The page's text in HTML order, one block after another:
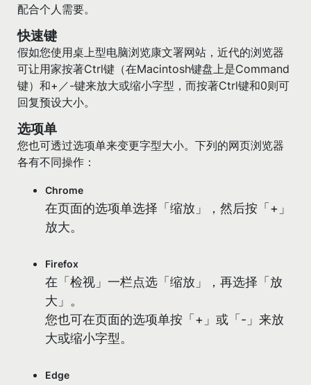
配合个人需要。
快速键
假如您使用桌上型电脑浏览康文署网站，近代的浏览器
可让用家按著Ctrl键（在Macintosh键盘上是Command
键）和+／-键来放大或缩小字型，而按著Ctrl键和0则可
回复预设大小。
选项单
您也可透过选项单来变更字型大小。下列的网页浏览器
各有不同操作：
Chrome
在页面的选项单选择「缩放」，然后按「+」
放大。
Firefox
在「检视」一栏点选「缩放」，再选择「放
大」。
您也可在页面的选项单按「+」或「-」来放
大或缩小字型。
Edge